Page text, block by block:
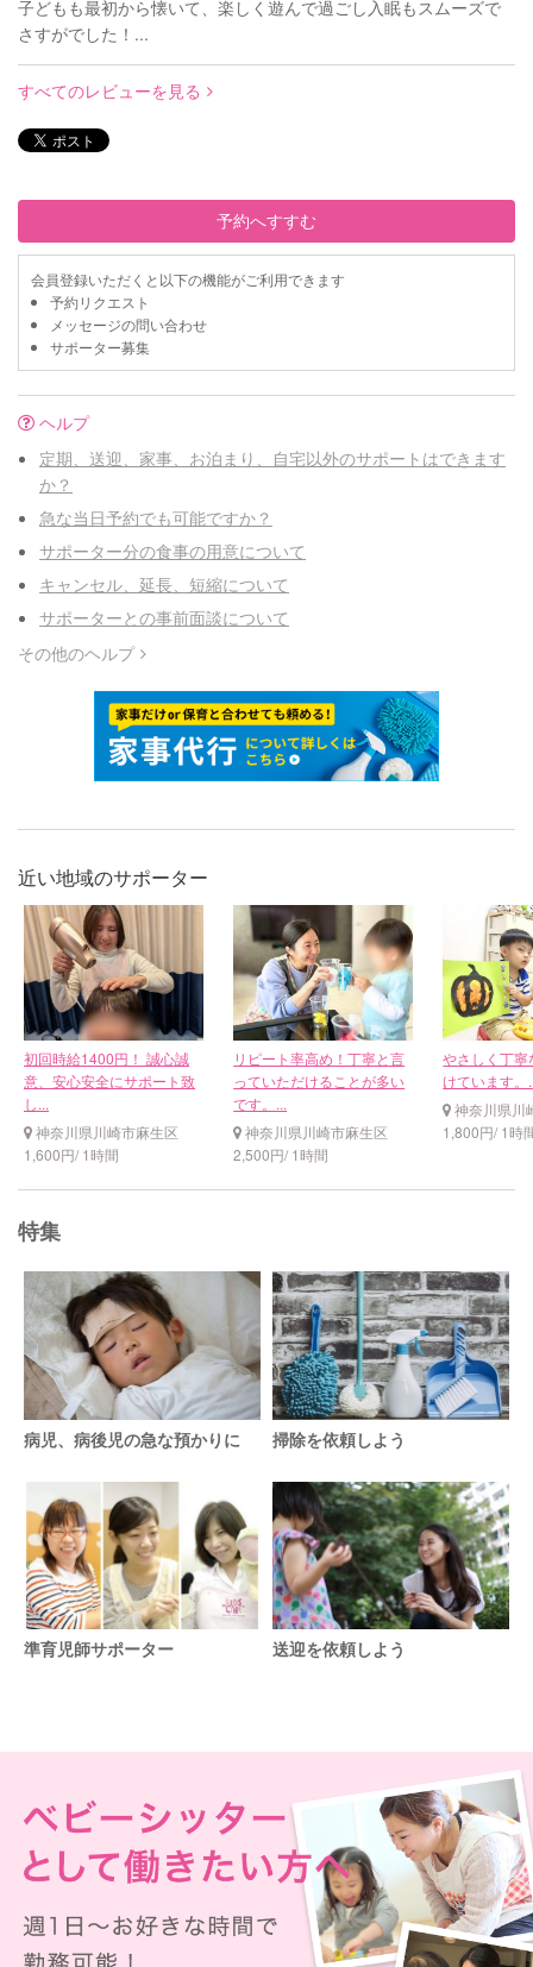
子どもも最初から懐いて、楽しく遊んで過ごし入眠もスムーズで
さすがでした！...
すべてのレビューを見る
予約へすすむ
会員登録いただくと以下の機能がご利用できます
予約リクエスト
メッセージの問い合わせ
サポーター募集
ヘルプ
定期、送迎、家事、お泊まり、自宅以外のサポートはできます
か？
急な当日予約でも可能ですか？
サポーター分の食事の用意について
キャンセル、延長、短縮について
サポーターとの事前面談について
その他のヘルプ
近い地域のサポーター
初回時給1400円！ 誠心誠
意、安心安全にサポート致
し...
神奈川県川崎市麻生区
1,600円/ 1時間
リピート率高め！丁寧と言
っていただけることが多い
です。...
神奈川県川崎市麻生区
2,500円/ 1時間
やさしく丁
けています。
神奈川県川
1,800円/ 1時
特集
病児、病後児の急な預かりに 掃除を依頼しよう
準育児師サポーター 送迎を依頼しよう